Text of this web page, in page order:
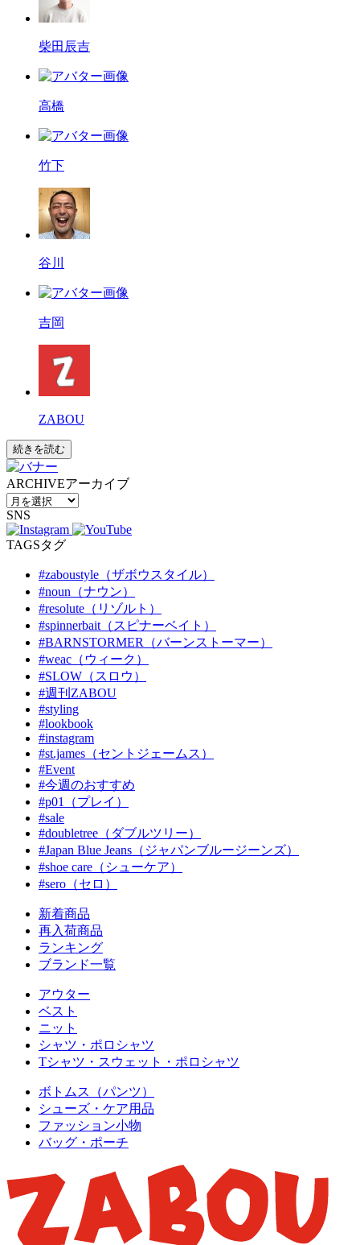
柴田辰吉
高橋
竹下
谷川
吉岡
ZABOU
続きを読む
ARCHIVEアーカイブ
SNS
TAGSタグ
#zaboustyle（ザボウスタイル）
#noun（ナウン）
#resolute（リゾルト）
#spinnerbait（スピナーベイト）
#BARNSTORMER（バーンストーマー）
#weac（ウィーク）
#SLOW（スロウ）
#週刊ZABOU
#styling
#lookbook
#instagram
#st.james（セントジェームス）
#Event
#今週のおすすめ
#p01（プレイ）
#sale
#doubletree（ダブルツリー）
#Japan Blue Jeans（ジャパンブルージーンズ）
#shoe care（シューケア）
#sero（セロ）
新着商品
再入荷商品
ランキング
ブランド一覧
アウター
ベスト
ニット
シャツ・ポロシャツ
Tシャツ・スウェット・ポロシャツ
ボトムス（パンツ）
シューズ・ケア用品
ファッション小物
バッグ・ポーチ